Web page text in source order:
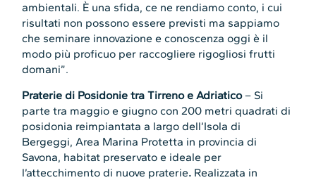
ambientali. È una sfida, ce ne rendiamo conto, i cui
risultati non possono essere previsti ma sappiamo
che seminare innovazione e conoscenza oggi è il
modo più proficuo per raccogliere rigogliosi frutti
domani”.
Praterie di Posidonie tra Tirreno e Adriatico– Si
parte tra maggio e giugno con 200 metri quadrati di
posidonia reimpiantata a largo dell’Isola di
Bergeggi, Area Marina Protetta in provincia di
Savona, habitat preservato e ideale per
l’attecchimento di nuove praterie. Realizzata in